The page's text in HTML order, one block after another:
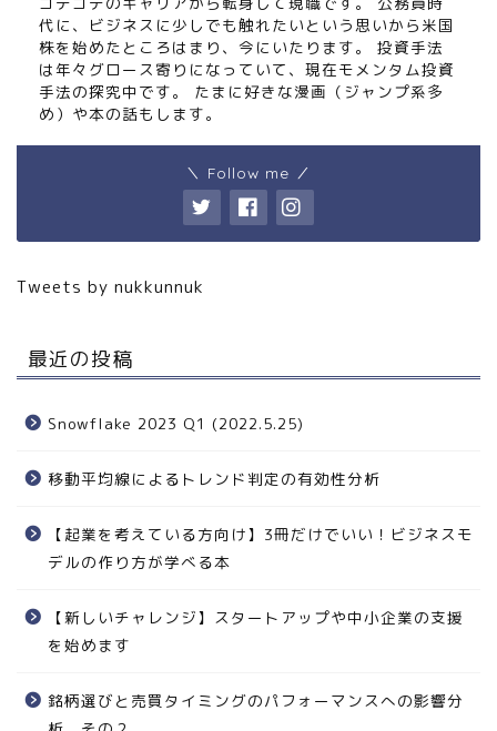
代に、ビジネスに少しでも触れたいという思いから米国
株を始めたところはまり、今にいたります。 投資手法
は年々グロース寄りになっていて、現在モメンタム投資
手法の探究中です。 たまに好きな漫画（ジャンプ系多
め）や本の話もします。
＼ Follow me ／
Tweets by nukkunnuk
最近の投稿
Snowflake 2023 Q1 (2022.5.25)
移動平均線によるトレンド判定の有効性分析
【起業を考えている方向け】3冊だけでいい！ビジネスモ
デルの作り方が学べる本
【新しいチャレンジ】スタートアップや中小企業の支援
を始めます
銘柄選びと売買タイミングのパフォーマンスへの影響分